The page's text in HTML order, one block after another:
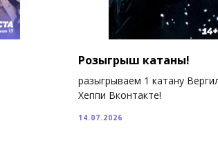
Розыгрыш катаны!
разыгрываем 1 катану
Хеппи Вконтакте!
14.07.2026